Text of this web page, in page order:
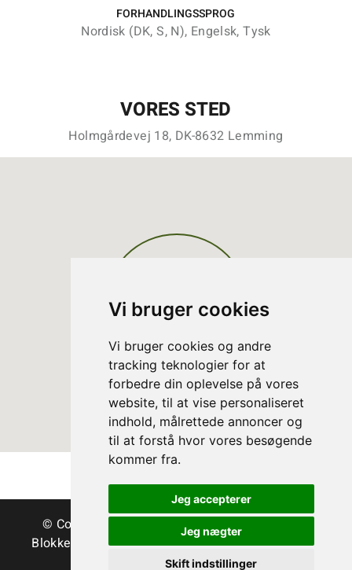
Vi bruger cookies
Vi bruger cookies og andre
tracking teknologier for at
forbedre din oplevelse på vores
website, til at vise personaliseret
indhold, målrettede annoncer og
til at forstå hvor vores besøgende
kommer fra.
Jeg accepterer
Jeg nægter
Skift indstillinger
FORHANDLINGSSPROG
Nordisk (DK, S, N), Engelsk, Tysk
VORES STED
Holmgårdevej 18, DK-8632 Lemming
© Copyright Danske Juletræer - Træer & grønt
Blokken 15 | DK-3460 Birkerød | Tlf.:45 35 24 12|
info@christmastree.dk